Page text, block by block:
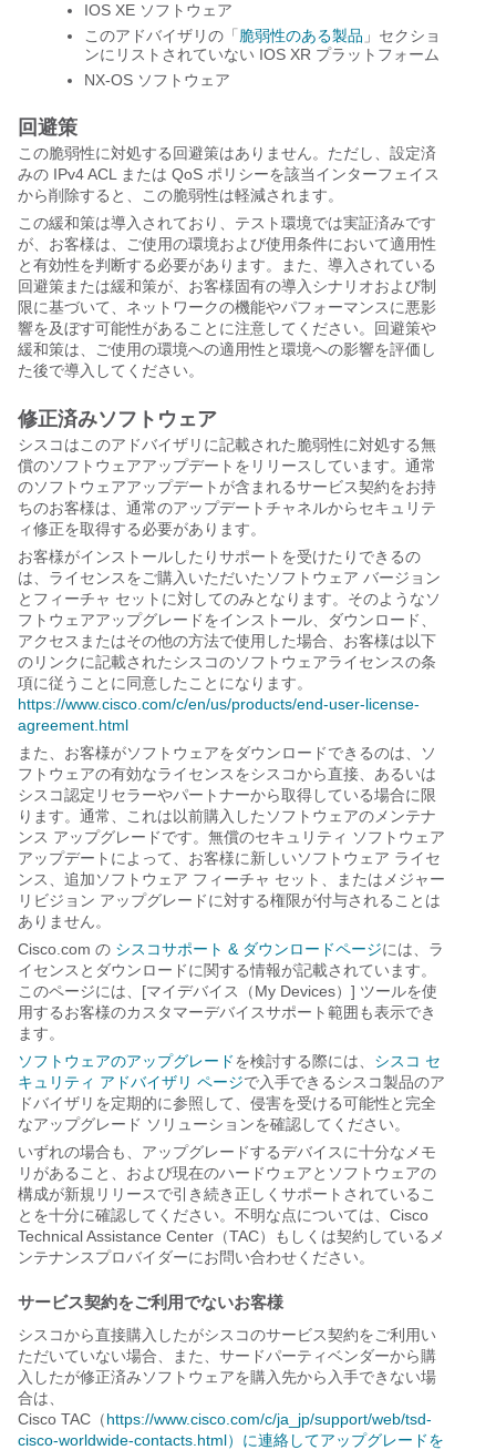
IOS XE ソフトウェア
このアドバイザリの「 脆弱性のある製品 」セクショ
ンにリストされていない IOS XR プラットフォーム
NX-OS ソフトウェア
回避策
この脆弱性に対処する回避策はありません。ただし、設定済
みの IPv4 ACL または QoS ポリシーを該当インターフェイス
から削除すると、この脆弱性は軽減されます。
この緩和策は導入されており、テスト環境では実証済みです
が、お客様は、ご使用の環境および使用条件において適用性
と有効性を判断する必要があります。また、導入されている
回避策または緩和策が、お客様固有の導入シナリオおよび制
限に基づいて、ネットワークの機能やパフォーマンスに悪影
響を及ぼす可能性があることに注意してください。回避策や
緩和策は、ご使用の環境への適用性と環境への影響を評価し
た後で導入してください。
修正済みソフトウェア
シスコはこのアドバイザリに記載された脆弱性に対処する無
償のソフトウェアアップデートをリリースしています。通常
のソフトウェアアップデートが含まれるサービス契約をお持
ちのお客様は、通常のアップデートチャネルからセキュリテ
ィ修正を取得する必要があります。
お客様がインストールしたりサポートを受けたりできるの
は、ライセンスをご購入いただいたソフトウェア バージョン
とフィーチャ セットに対してのみとなります。そのようなソ
フトウェアアップグレードをインストール、ダウンロード、
アクセスまたはその他の方法で使用した場合、お客様は以下
のリンクに記載されたシスコのソフトウェアライセンスの条
項に従うことに同意したことになります。
https://www.cisco.com/c/en/us/products/end-user-license-
agreement.html
また、お客様がソフトウェアをダウンロードできるのは、ソ
フトウェアの有効なライセンスをシスコから直接、あるいは
シスコ認定リセラーやパートナーから取得している場合に限
ります。通常、これは以前購入したソフトウェアのメンテナ
ンス アップグレードです。無償のセキュリティ ソフトウェア
アップデートによって、お客様に新しいソフトウェア ライセ
ンス、追加ソフトウェア フィーチャ セット、またはメジャー
リビジョン アップグレードに対する権限が付与されることは
ありません。
Cisco.com の シスコサポート & ダウンロードページには、ラ
イセンスとダウンロードに関する情報が記載されています。
このページには、[マイデバイス（My Devices）] ツールを使
用するお客様のカスタマーデバイスサポート範囲も表示でき
ます。
ソフトウェアのアップグレードを検討する際には、 シスコ セ
キュリティ アドバイザリ ページで入手できるシスコ製品のア
ドバイザリを定期的に参照して、侵害を受ける可能性と完全
なアップグレード ソリューションを確認してください。
いずれの場合も、アップグレードするデバイスに十分なメモ
リがあること、および現在のハードウェアとソフトウェアの
構成が新規リリースで引き続き正しくサポートされているこ
とを十分に確認してください。不明な点については、Cisco
Technical Assistance Center（TAC）もしくは契約しているメ
ンテナンスプロバイダーにお問い合わせください。
サービス契約をご利用でないお客様
シスコから直接購入したがシスコのサービス契約をご利用い
ただいていない場合、また、サードパーティベンダーから購
入したが修正済みソフトウェアを購入先から入手できない場
合は、
Cisco TAC（https://www.cisco.com/c/ja_jp/support/web/tsd-
cisco-worldwide-contacts.html）に連絡してアップグレードを